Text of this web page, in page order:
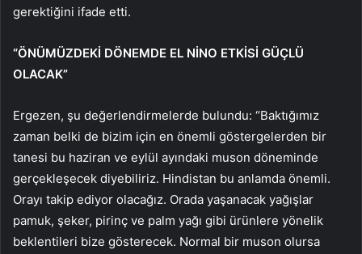
gerektiğini ifade etti.
“ÖNÜMÜZDEKİ DÖNEMDE EL NİNO ETKİSİ GÜÇLÜ
OLACAK”
Ergezen, şu değerlendirmelerde bulundu: “Baktığımız
zaman belki de bizim için en önemli göstergelerden bir
tanesi bu haziran ve eylül ayındaki muson döneminde
gerçekleşecek diyebiliriz. Hindistan bu anlamda önemli.
Orayı takip ediyor olacağız. Orada yaşanacak yağışlar
pamuk, şeker, pirinç ve palm yağı gibi ürünlere yönelik
beklentileri bize gösterecek. Normal bir muson olursa